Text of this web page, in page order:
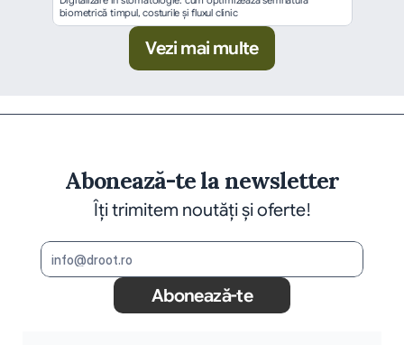
biometrică timpul, costurile și fluxul clinic
Vezi mai multe
Abonează-te la newsletter
Îți trimitem noutăți și oferte!
Abonează-te